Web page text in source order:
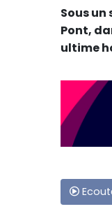
Sous
Pont,
ultime